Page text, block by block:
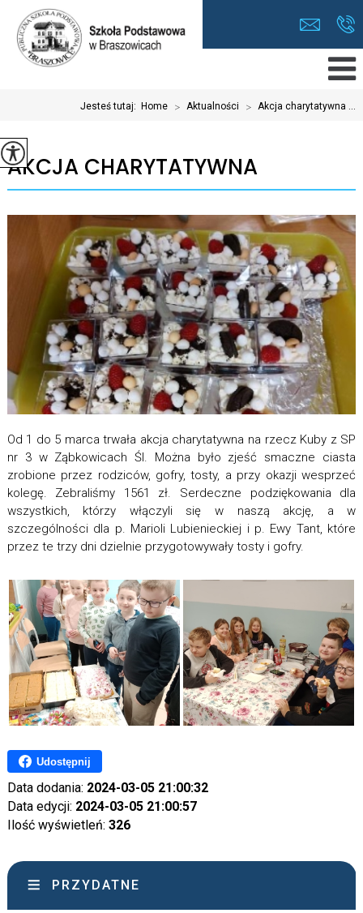
Jesteś tutaj: Home > Aktualności > Akcja charytatywna ...
AKCJA CHARYTATYWNA
Od 1 do 5 marca trwała akcja charytatywna na rzecz Kuby z SP
nr 3 w Ząbkowicach Śl. Można było zjeść smaczne ciasta
zrobione przez rodziców, gofry, tosty, a przy okazji wesprzeć
kolegę. Zebraliśmy 1561 zł. Serdeczne podziękowania dla
wszystkich, którzy włączyli się w naszą akcję, a w
szczególności dla p. Marioli Lubienieckiej i p. Ewy Tant, które
przez te trzy dni dzielnie przygotowywały tosty i gofry.
Udostępnij
Data dodania: 2024-03-05 21:00:32
Data edycji: 2024-03-05 21:00:57
Ilość wyświetleń: 326
PRZYDATNE